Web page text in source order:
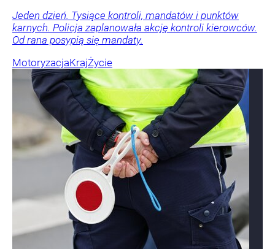
Jeden dzień. Tysiące kontroli, mandatów i punktów
karnych. Policja zaplanowała akcję kontroli kierowców.
Od rana posypią się mandaty.
MotoryzacjaKrajŻycie